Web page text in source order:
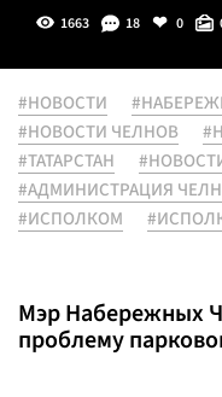
1663 18 0
#НОВОСТИ
#НОВОСТИ ЧЕЛНОВ
#ТАТАРСТАН
#АДМИНИСТРАЦИЯ
#ИСПОЛКОМ
Мэр Набережных
проблему